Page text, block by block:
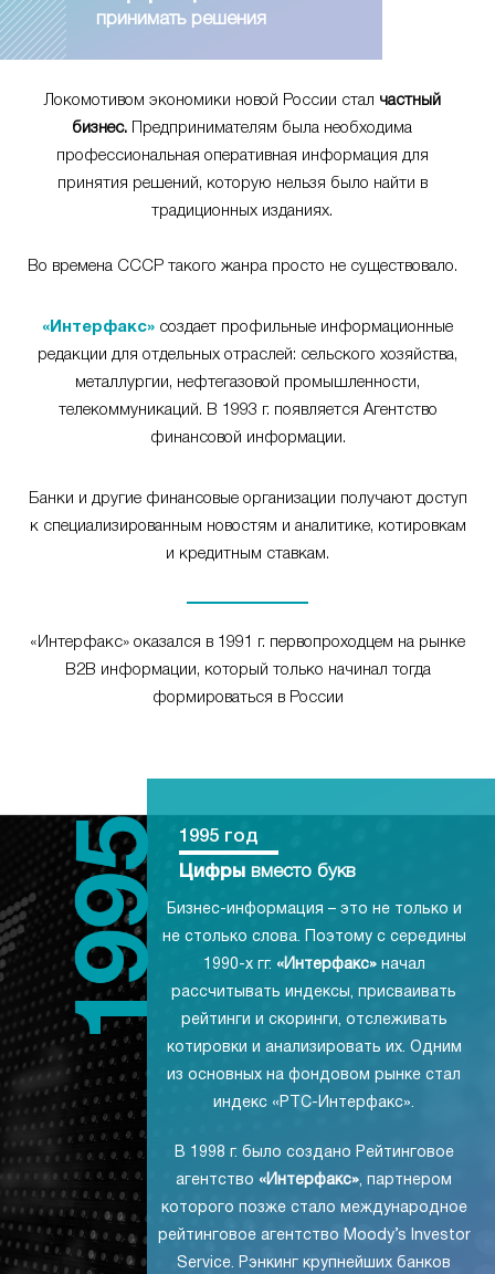
принимать решения
Локомотивом экономики новой России стал частный
бизнес. Предпринимателям была необходима
профессиональная оперативная информация для
принятия решений, которую нельзя было найти в
традиционных изданиях.
Во времена СССР такого жанра просто не существовало.
«Интерфакс» создает профильные информационные
редакции для отдельных отраслей: сельского хозяйства,
металлургии, нефтегазовой промышленности,
телекоммуникаций. В 1993 г. появляется Агентство
финансовой информации.
Банки и другие финансовые организации получают доступ
к специализированным новостям и аналитике, котировкам
и кредитным ставкам.
«Интерфакс» оказался в 1991 г. первопроходцем на рынке
B2B информации, который только начинал тогда
формироваться в России
1995 год
Цифры вместо букв
Бизнес-информация – это не только и
не столько слова. Поэтому с середины
1990-х гг. «Интерфакс»начал
рассчитывать индексы, присваивать
рейтинги и скоринги, отслеживать
котировки и анализировать их. Одним
из основных на фондовом рынке стал
индекс «РТС-Интерфакс».
В 1998 г. было создано Рейтинговое
агентство «Интерфакс», партнером
которого позже стало международное
рейтинговое агентство Moody’s Investor
Service. Рэнкинг крупнейших банков